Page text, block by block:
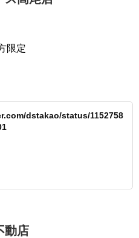
限定
dstakao/status/1152758
動店